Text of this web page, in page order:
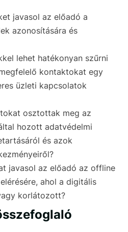
javasol az előadó a
azonosítására és
lehet hatékonyan szűrni
kontaktokat egy
üzleti kapcsolatok
osztottak meg az
hozott adatvédelmi
és azok
javasol az előadó az offline
ahol a digitális
korlátozott?